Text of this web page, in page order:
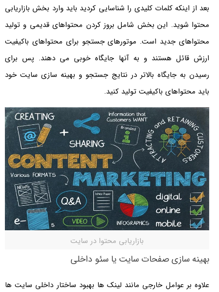
بعد از اینکه کلمات کلیدی را شناسایی کردید باید وارد بخش بازاریابی
محتوا شوید. این بخش شامل بروز کردن محتواهای قدیمی و تولید
محتواهای جدید است. موتورهای جستجو برای محتواهای باکیفیت
ارزش قائل هستند و به آنها جایگاه خوبی می دهند. پس برای
رسیدن به جایگاه بالاتر در نتایج جستجو و بهینه سازی سایت خود
باید محتواهای باکیفیت تولید کنید.
بازاریابی محتوا در سایت
بهینه سازی صفحات سایت یا سئو داخلی
علاوه بر عوامل خارجی مانند لینک ها بهبود ساختار داخلی سایت ها